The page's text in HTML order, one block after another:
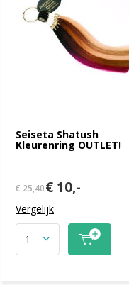
Seiseta Shatush
Kleurenring OUTLET!
€ 25,40€ 10,-
Vergelijk